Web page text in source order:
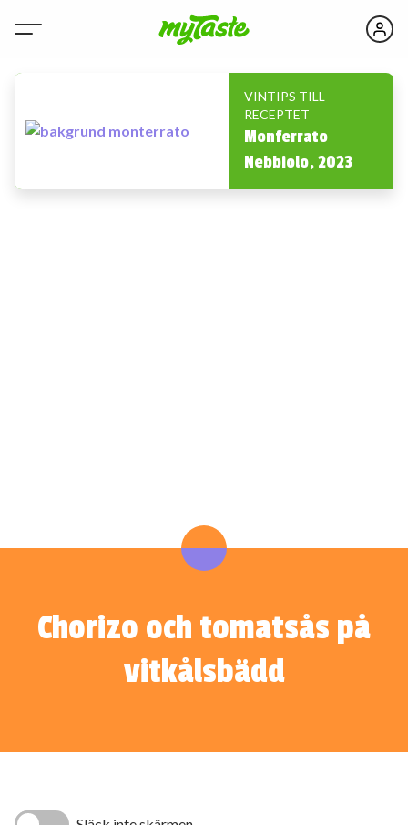
VINTIPS TILL
RECEPTET
Monferrato
Nebbiolo, 2023
Chorizo och tomatsås på
vitkålsbädd